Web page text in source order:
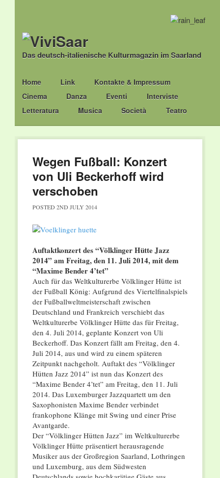
Das deutsch-italienische Kulturmagazin im Saarland
Main menu
Skip
to
content
Home Link
Kontakte & Impressum
Cinema
Danza Eventi
Interviste
Letteratura
Musica Società Teatro
Wegen Fußball: Konzert
von Uli Beckerhoff wird
verschoben
POSTED 2ND JULY 2014
Auftaktkonzert des “Völklinger Hütte Jazz
2014” am Freitag, den 11. Juli 2014, mit dem
“Maxime Bender 4’tet”
Auch für das Weltkulturerbe Völklinger Hütte ist
der Fußball König: Aufgrund des Viertelfinalspiels
der Fußballweltmeisterschaft zwischen
Deutschland und Frankreich verschiebt das
Weltkulturerbe Völklinger Hütte das für Freitag,
den 4. Juli 2014, geplante Konzert von Uli
Beckerhoff. Das Konzert fällt am Freitag, den 4.
Juli 2014, aus und wird zu einem späteren
Zeitpunkt nachgeholt. Auftakt des “Völklinger
Hütten Jazz 2014” ist nun das Konzert des
“Maxime Bender 4’tet” am Freitag, den 11. Juli
2014. Das Luxemburger Jazzquartett um den
Saxophonisten Maxime Bender verbindet
frankophone Klänge mit Swing und einer Prise
Avantgarde.
Der “Völklinger Hütten Jazz” im Weltkulturerbe
Völklinger Hütte präsentiert herausragende
Musiker aus der Großregion Saarland, Lothringen
und Luxemburg, aus dem Südwesten